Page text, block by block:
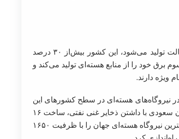
در آمریکا ۹۱.۵ گیگاوات انرژی برق توسط ۹۳ رآکتور در ۳۰ ایالت تولید می‌شود، این کشور بیش‌از ۳۰ درصد
برق خود را از منابع هسته‌ای تولید می‌کند و
در نیروگاه‌های هسته‌ای در سطح کشورهای این
اتحادیه را ۵۰۰ میلیارد یورو ترسیم کرده است. همچنین عربستان سعودی با داشتن ذخایر غنی نفتی، ساخت ۱۶
راکتور هسته‌ای را در دستور ساخت قرار داده است، فنلاند بزرگترین نیروگاه هسته‌ای جهان را با ظرفیت ۱۶۵۰